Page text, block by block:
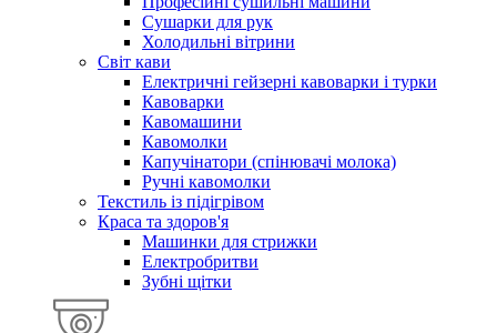
Сушарки для рук
Холодильні вітрини
Світ кави
Електричні гейзерні кавоварки і турки
Кавоварки
Кавомашини
Кавомолки
Капучінатори (спінювачі молока)
Ручні кавомолки
Текстиль із підігрівом
Краса та здоров'я
Машинки для стрижки
Електробритви
Зубні щітки